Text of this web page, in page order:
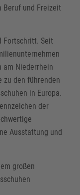
Beruf und Freizeit
Fortschritt. Seit
am Niederrhein
zu den führenden
in Europa.
der
Ausstattung und
großen